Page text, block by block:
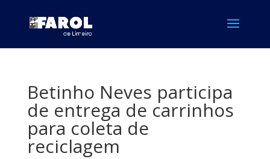
Betinho Neves participa
de entrega de carrinhos
para coleta de
reciclagem